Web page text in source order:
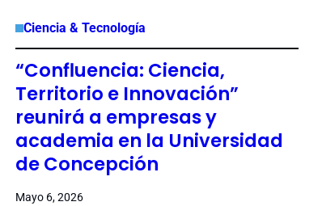
Ciencia & Tecnología
“Confluencia: Ciencia,
Territorio e Innovación”
reunirá a empresas y
academia en la Universidad
de Concepción
Mayo 6, 2026